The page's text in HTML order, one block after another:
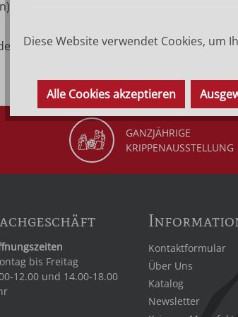
ca. 12,7 × 16 cm
Sie die Beschreibung (Legende) der
GANZJÄHRIGE
KRIPPENAUSSTELLUNG
bis Freitag
12.00 und 14.00-18.00
Kontaktformular
Über Uns
Katalog
Newsletter
Diese Website verwendet Cookies, um
Alle Cookies akzeptieren